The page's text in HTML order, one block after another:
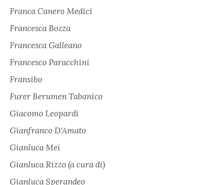
Franca Canero Medici
Francesca Bozza
Francesca Galleano
Francesco Paracchini
Fransibo
Furer Berumen Tabanico
Giacomo Leopardi
Gianfranco D'Amato
Gianluca Mei
Gianluca Rizzo (a cura di)
Gianluca Sperandeo